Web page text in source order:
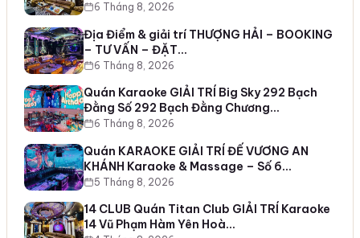
6 Tháng 8, 2026
Địa Điểm & giải trí THƯỢNG HẢI – BOOKING
– TƯ VẤN – ĐẶT…
6 Tháng 8, 2026
Quán Karaoke GIẢI TRÍ Big Sky 292 Bạch
Đằng Số 292 Bạch Đằng Chương…
6 Tháng 8, 2026
Quán KARAOKE GIẢI TRÍ ĐẾ VƯƠNG AN
KHÁNH Karaoke & Massage – Số 6…
5 Tháng 8, 2026
14 CLUB Quán Titan Club GIẢI TRÍ Karaoke
14 Vũ Phạm Hàm Yên Hoà…